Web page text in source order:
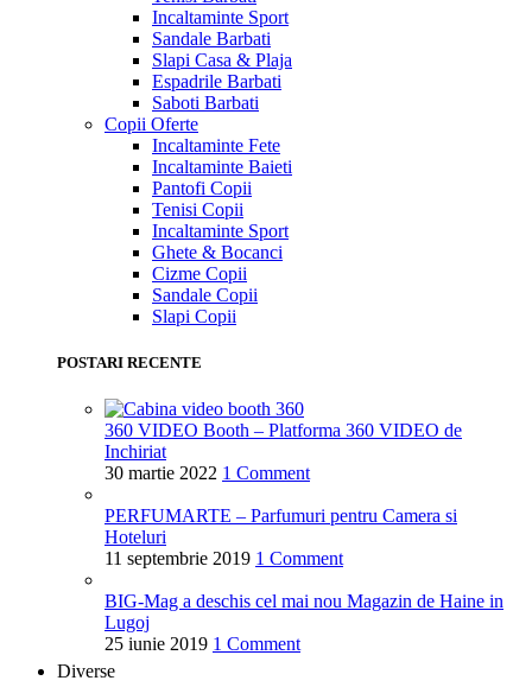
Incaltaminte Sport
Sandale Barbati
Slapi Casa & Plaja
Espadrile Barbati
Saboti Barbati
Copii Oferte
Incaltaminte Fete
Incaltaminte Baieti
Pantofi Copii
Tenisi Copii
Incaltaminte Sport
Ghete & Bocanci
Cizme Copii
Sandale Copii
Slapi Copii
POSTARI RECENTE
360 VIDEO Booth – Platforma 360 VIDEO de
Inchiriat
30 martie 2022 1 Comment
PERFUMARTE – Parfumuri pentru Camera si
Hoteluri
11 septembrie 2019 1 Comment
BIG-Mag a deschis cel mai nou Magazin de Haine in
Lugoj
25 iunie 2019 1 Comment
Diverse